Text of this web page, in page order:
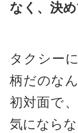
なく、決
タクシー
柄だのな
初対面で
気になら